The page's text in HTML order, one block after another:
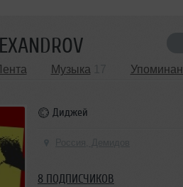
Музыка
Диджей
8 ПОДПИСЧИКОВ